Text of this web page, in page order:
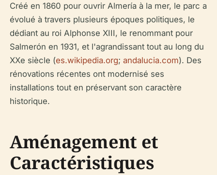
Créé en 1860 pour ouvrir Almería à la mer, le parc a
évolué à travers plusieurs époques politiques, le
dédiant au roi Alphonse XIII, le renommant pour
Salmerón en 1931, et l'agrandissant tout au long du
XXe siècle (es.wikipedia.org; andalucia.com). Des
rénovations récentes ont modernisé ses
installations tout en préservant son caractère
historique.
Aménagement et
Caractéristiques